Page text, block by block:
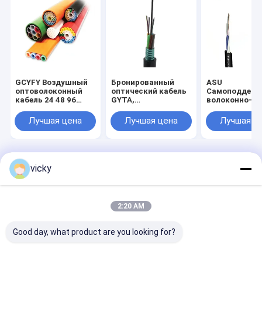
GCYFY Воздушный
оптоволоконный
кабель 24 48 96
каналов высокой
плотности сети
Лучшая цена
Бронированный
оптический кабель
GYTA,
повивом в
свободной трубке,
воздухе и в
Лучшая цена
ASU
волоконно-
Unitube
Aerial Long
Лучшая
фабрика.Copyright © 2026 Guangzhou Jiqian Fiber Optic Cable Co.,
Ltd.. All Rights Reserved.
vicky
2:20 AM
Good day, what product are you looking for?